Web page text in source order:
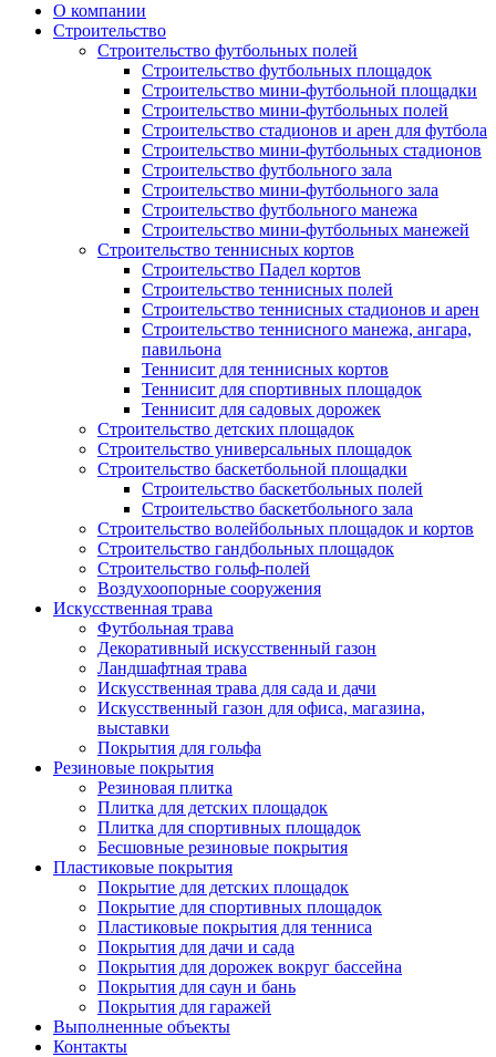
О компании
Строительство
Строительство футбольных полей
Строительство футбольных площадок
Строительство мини-футбольной площадки
Строительство мини-футбольных полей
Строительство стадионов и арен для футбола
Строительство мини-футбольных стадионов
Строительство футбольного зала
Строительство мини-футбольного зала
Строительство футбольного манежа
Строительство мини-футбольных манежей
Строительство теннисных кортов
Строительство Падел кортов
Строительство теннисных полей
Строительство теннисных стадионов и арен
Строительство теннисного манежа, ангара,
павильона
Теннисит для теннисных кортов
Теннисит для спортивных площадок
Теннисит для садовых дорожек
Строительство детских площадок
Строительство универсальных площадок
Строительство баскетбольной площадки
Строительство баскетбольных полей
Строительство баскетбольного зала
Строительство волейбольных площадок и кортов
Строительство гандбольных площадок
Строительство гольф-полей
Воздухоопорные сооружения
Искусственная трава
Футбольная трава
Декоративный искусственный газон
Ландшафтная трава
Искусственная трава для сада и дачи
Искусственный газон для офиса, магазина,
выставки
Покрытия для гольфа
Резиновые покрытия
Резиновая плитка
Плитка для детских площадок
Плитка для спортивных площадок
Бесшовные резиновые покрытия
Пластиковые покрытия
Покрытие для детских площадок
Покрытие для спортивных площадок
Пластиковые покрытия для тенниса
Покрытия для дачи и сада
Покрытия для дорожек вокруг бассейна
Покрытия для саун и бань
Покрытия для гаражей
Выполненные объекты
Контакты